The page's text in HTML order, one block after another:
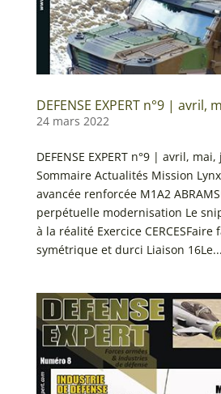
DEFENSE EXPERT n°9 | avril,
24 mars 2022
DEFENSE EXPERT n°9 | avril,
Sommaire Actualités Mission
avancée renforcée M1A2
perpétuelle modernisation Le
à la réalité Exercice
symétrique et durci Liaison 16Le...